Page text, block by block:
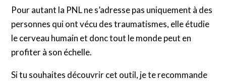
Pour autant la PNL ne s’adresse pas uniquement à des
personnes qui ont vécu des traumatismes, elle étudie
le cerveau humain et donc tout le monde peut en
profiter à son échelle.
Si tu souhaites découvrir cet outil, je te recommande